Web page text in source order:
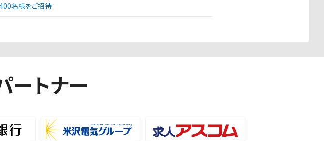
名様をご招待
ートナー